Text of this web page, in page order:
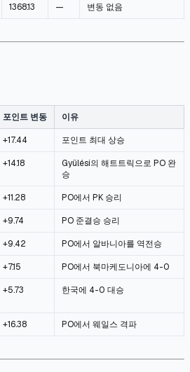
1368.13 — 변동 없음
포인트 변동 이유
+17.44 포인트 최대 상승
+14.18
Gyülési의 해트트릭으로 PO 완
승
+11.28 PO에서 PK 승리
+9.74 PO 준결승 승리
+9.42 PO에서 알바니아를 역전승
+7.15 PO에서 북마케도니아에 4-0
+5.73 한국에 4-0 대승
+16.38 PO에서 웨일스 격파